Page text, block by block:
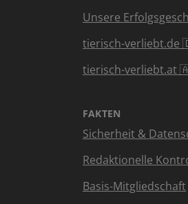
Unsere
tierisch-
tierisch-verliebt.at
FAKTEN
Sicherheit &
Redaktionelle
Basis-Mitgliedschaft